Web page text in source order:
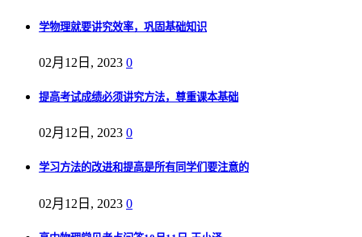
学物理就要讲究效率，巩固基础知识
02月12日, 2023 0
提高考试成绩必须讲究方法，尊重课本基础
02月12日, 2023 0
学习方法的改进和提高是所有同学们要注意的
02月12日, 2023 0